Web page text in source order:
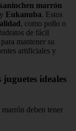
marrón
y Eukanuba. Estos
, como pollo o
de fácil
mantener su
artificiales y
ideales
deben tener